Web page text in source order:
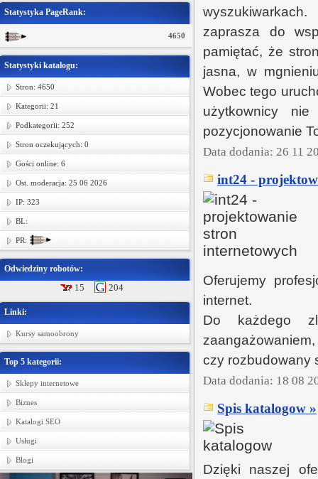
Statystyka PageRank:
4650
Statystyki katalogu:
Stron: 4650
Kategorii: 21
Podkategorii: 252
Stron oczekujących: 0
Gości online: 6
Ost. moderacja: 25 06 2026
IP: 323
BL:
PR:
Odwiedziny robotów:
15 204
Linki:
Kursy samoobrony
Top 5 kategorii:
Sklepy internetowe
Biznes
Katalogi SEO
Usługi
Blogi
zaprasza do
pamiętać, że
jasna, w
Wobec tego
użytkownicy
pozycjonowanie
Data dodania: 26 11
int24 -
Oferujemy
internet.
Do każdego
czy rozbudowany
Data dodania: 18 08
Spis katalogow »
Dzięki naszej